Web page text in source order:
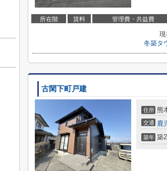
所在階 賃料 管理費・共益費
現
冬築タ
古閑下町戸建
住所 熊
交通 鹿
築年 築